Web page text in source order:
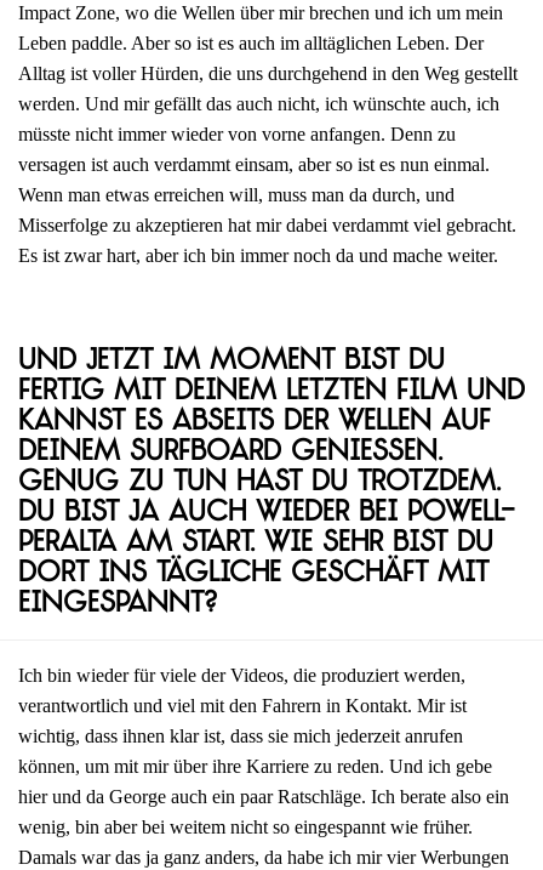
Impact Zone, wo die Wellen über mir brechen und ich um mein
Leben paddle. Aber so ist es auch im alltäglichen Leben. Der
Alltag ist voller Hürden, die uns durchgehend in den Weg gestellt
werden. Und mir gefällt das auch nicht, ich wünschte auch, ich
müsste nicht immer wieder von vorne anfangen. Denn zu
versagen ist auch verdammt einsam, aber so ist es nun einmal.
Wenn man etwas erreichen will, muss man da durch, und
Misserfolge zu akzeptieren hat mir dabei verdammt viel gebracht.
Es ist zwar hart, aber ich bin immer noch da und mache weiter.
Und jetzt im Moment bist du
fertig mit deinem letzten Film und
kannst es abseits der Wellen auf
deinem Surfboard genießen.
Genug zu tun hast du trotzdem.
Du bist ja auch wieder bei Powell-
Peralta am Start. Wie sehr bist du
dort ins tägliche Geschäft mit
eingespannt?
Ich bin wieder für viele der Videos, die produziert werden,
verantwortlich und viel mit den Fahrern in Kontakt. Mir ist
wichtig, dass ihnen klar ist, dass sie mich jederzeit anrufen
können, um mit mir über ihre Karriere zu reden. Und ich gebe
hier und da George auch ein paar Ratschläge. Ich berate also ein
wenig, bin aber bei weitem nicht so eingespannt wie früher.
Damals war das ja ganz anders, da habe ich mir vier Werbungen